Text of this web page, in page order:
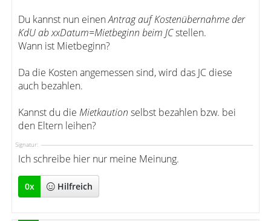
Du kannst nun einenAntrag auf Kostenübernahme der
KdU ab xxDatum=Mietbeginn beim JCstellen.
Wann ist Mietbeginn?
Da die Kosten angemessen sind, wird das JC diese
auch bezahlen.
Kannst du die Mietkaution selbst bezahlen bzw. bei
den Eltern leihen?
Signatur:
Ich schreibe hier nur meine Meinung.
0x Hilfreich